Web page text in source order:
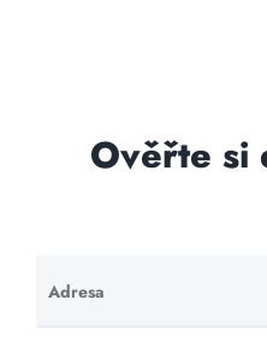
Ověřte si
Adresa
Ponechte
toto pole